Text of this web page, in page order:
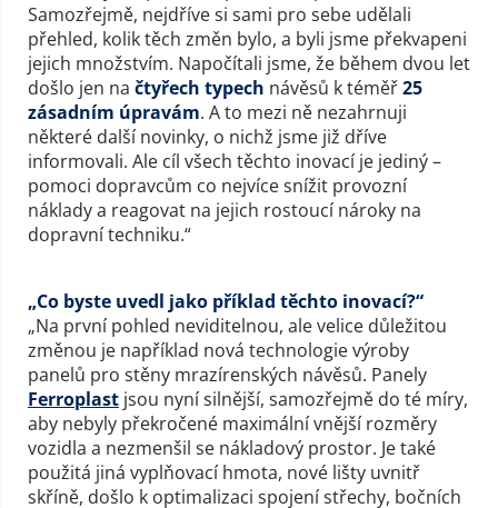
Samozřejmě, nejdříve si sami pro sebe udělali
přehled, kolik těch změn bylo, a byli jsme překvapeni
jejich množstvím. Napočítali jsme, že během dvou let
došlo jen na čtyřech typech návěsů k téměř25
zásadním úpravám. A to mezi ně nezahrnuji
některé další novinky, o nichž jsme již dříve
informovali. Ale cíl všech těchto inovací je jediný –
pomoci dopravcům co nejvíce snížit provozní
náklady a reagovat na jejich rostoucí nároky na
dopravní techniku.“
„Co byste uvedl jako příklad těchto inovací?“
„Na první pohled neviditelnou, ale velice důležitou
změnou je například nová technologie výroby
panelů pro stěny mrazírenských návěsů. Panely
Ferroplast jsou nyní silnější, samozřejmě do té míry,
aby nebyly překročené maximální vnější rozměry
vozidla a nezmenšil se nákladový prostor. Je také
použitá jiná vyplňovací hmota, nové lišty uvnitř
skříně, došlo k optimalizaci spojení střechy, bočních